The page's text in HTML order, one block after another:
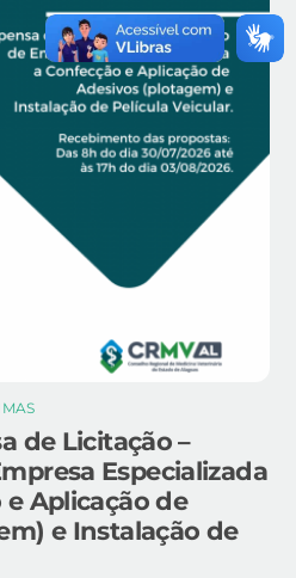
de Licitação –
Especializada
e Aplicação de
e Instalação de